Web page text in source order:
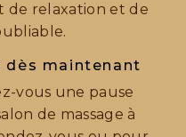
de relaxation et de
dès maintenant
vous une pause
de massage à